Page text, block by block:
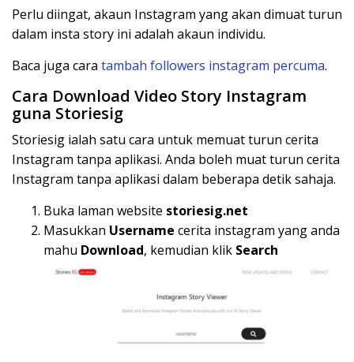
Perlu diingat, akaun Instagram yang akan dimuat turun
dalam insta story ini adalah akaun individu.
Baca juga cara tambah followers instagram percuma.
Cara Download Video Story Instagram
guna Storiesig
Storiesig ialah satu cara untuk memuat turun cerita
Instagram tanpa aplikasi. Anda boleh muat turun cerita
Instagram tanpa aplikasi dalam beberapa detik sahaja.
Buka laman website storiesig.net
Masukkan Username cerita instagram yang anda
mahu Download, kemudian klik Search